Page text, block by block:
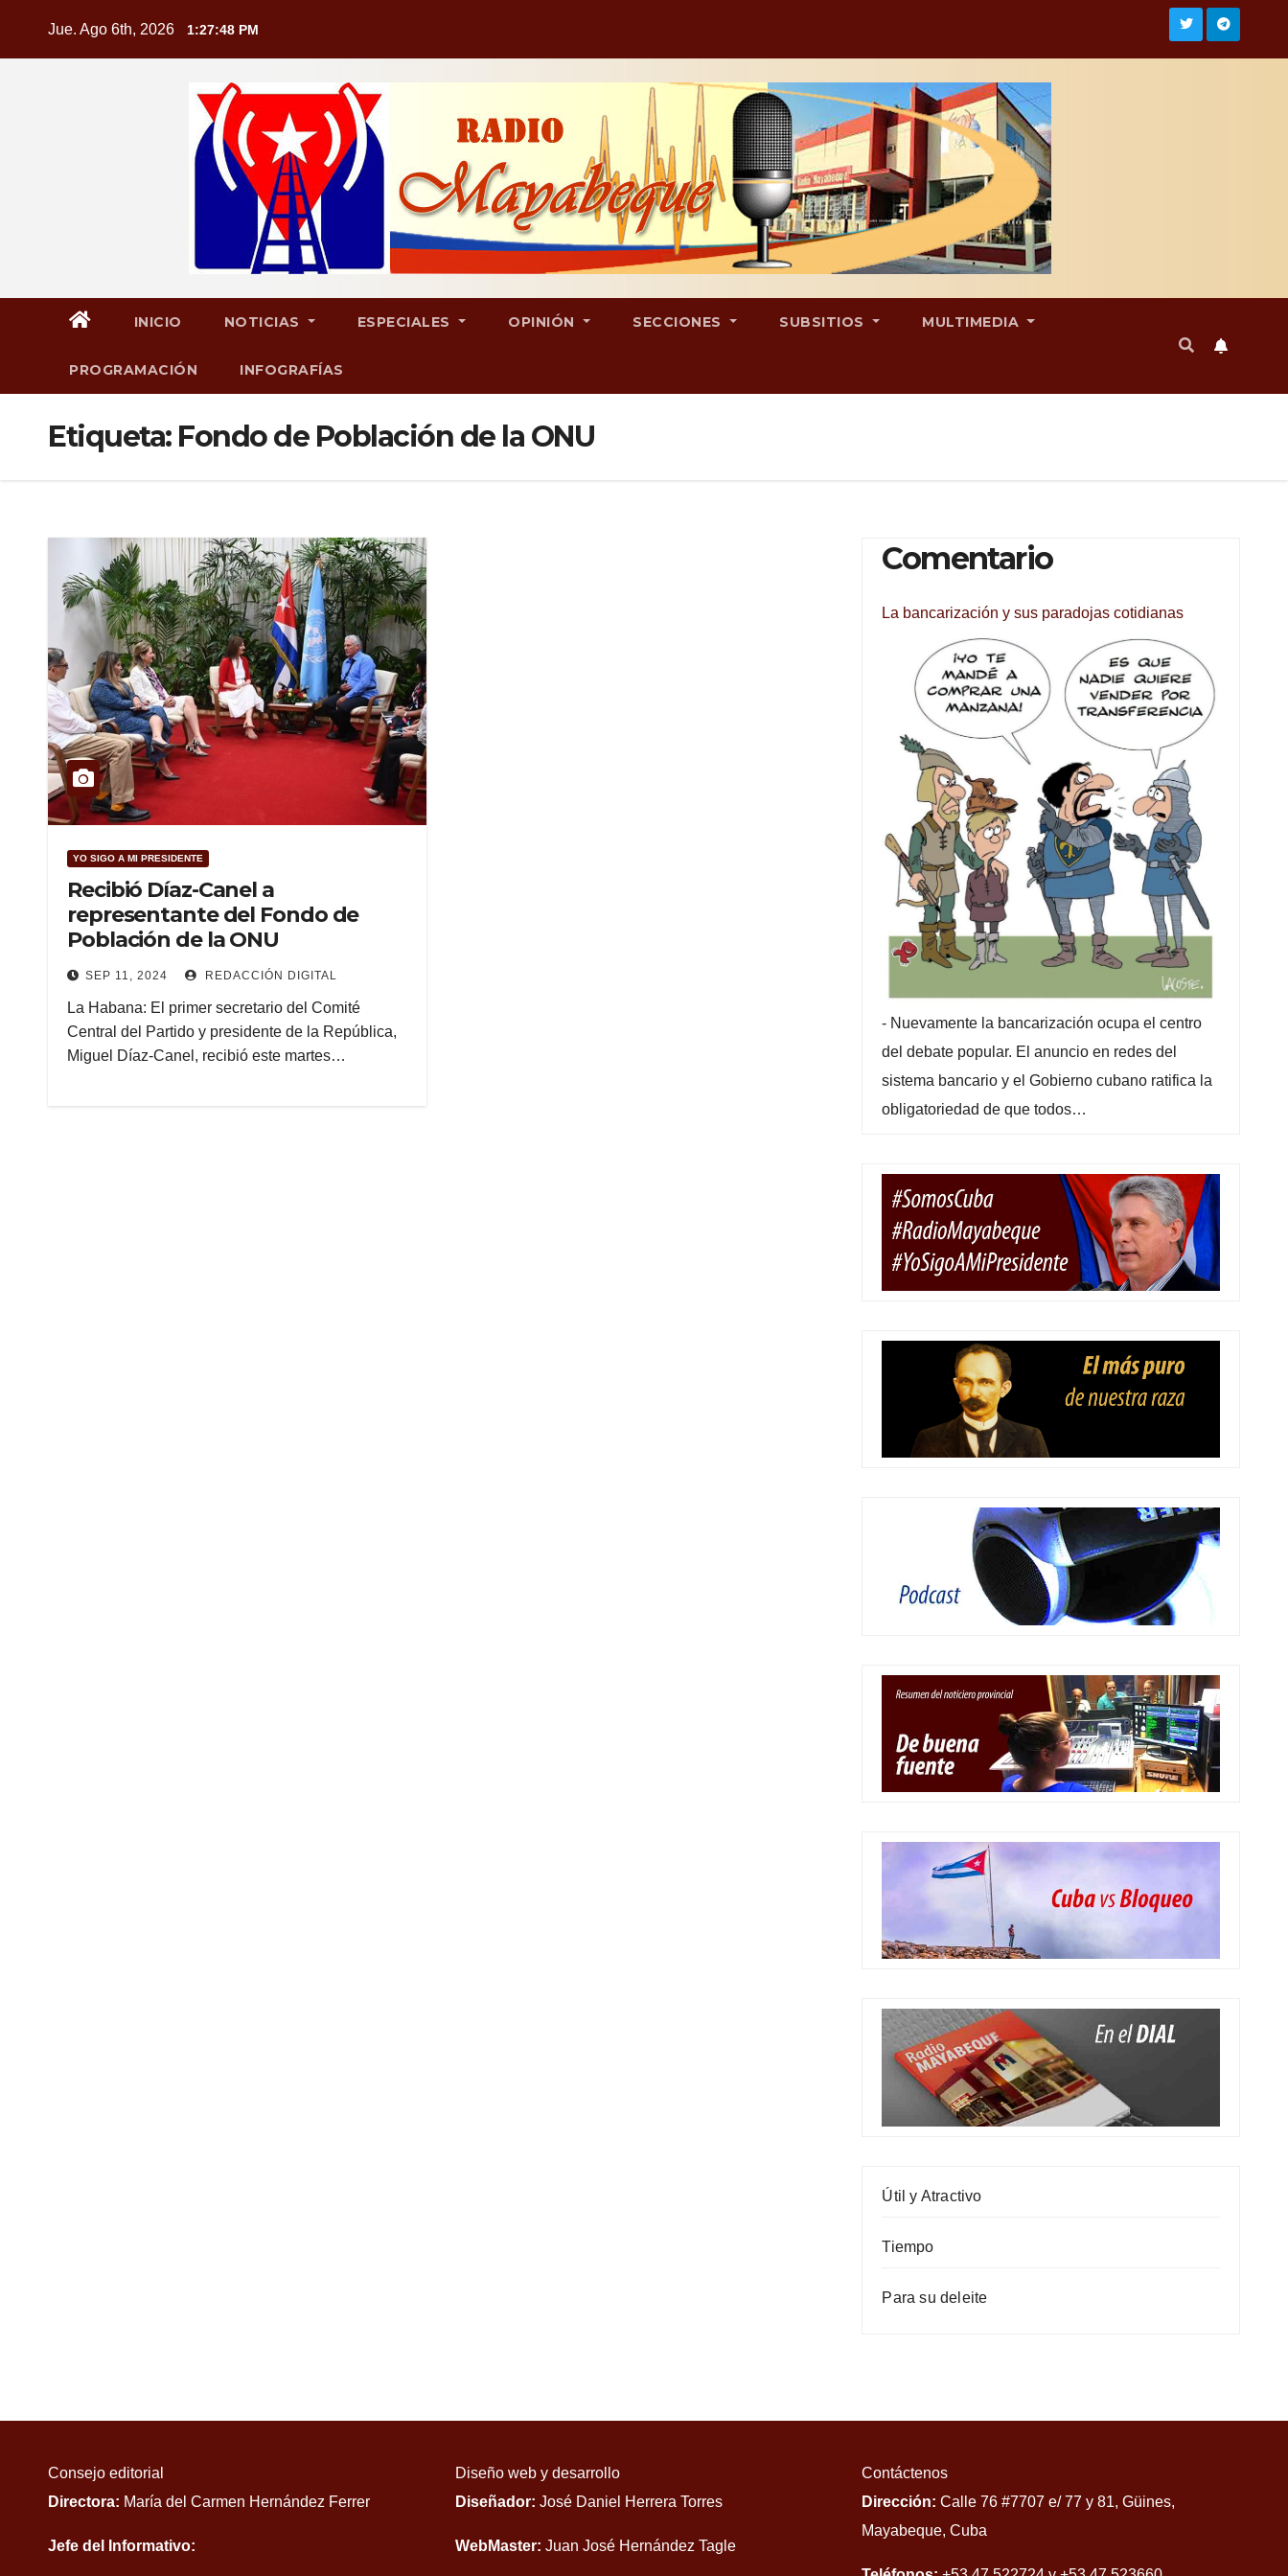
Jue. Ago 6th, 2026 1:27:49 PM
INICIO NOTICIAS ESPECIALES OPINIÓN SECCIONES SUBSITIOS MULTIMEDIA
PROGRAMACIÓN INFOGRAFÍAS
Etiqueta: Fondo de Población de la ONU
YO SIGO A MI PRESIDENTE
Recibió Díaz-Canel a
representante del Fondo de
Población de la ONU
SEP 11, 2024 REDACCIÓN DIGITAL
La Habana: El primer secretario del Comité
Central del Partido y presidente de la República,
Miguel Díaz-Canel, recibió este martes…
Comentario
La bancarización y sus paradojas cotidianas
- Nuevamente la bancarización ocupa el centro
del debate popular. El anuncio en redes del
sistema bancario y el Gobierno cubano ratifica la
obligatoriedad de que todos…
Útil y Atractivo
Tiempo
Para su deleite
Consejo editorial
Directora: María del Carmen Hernández Ferrer
Jefe del Informativo:
Diseño web y desarrollo
Diseñador: José Daniel Herrera Torres
WebMaster: Juan José Hernández Tagle
Contáctenos
Dirección: Calle 76 #7707 e/ 77 y 81, Güines,
Mayabeque, Cuba